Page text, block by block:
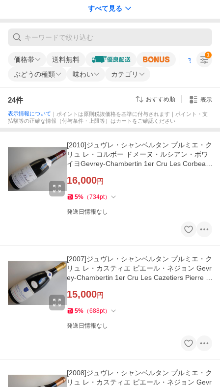
すべて見る
価格帯 送料無料 すべての条
ぶどうの種類 味わい カテゴリ
1
24件 おすすめ順 表示
表示情報について ｜ポイントは原則税抜価格を基準に付与されます｜ポイント・支
払額等の正確な情報（付与条件・上限等）はカートをご確認ください
[2010]ジュヴレ・シャンベルタン プルミエ・ク
リュ レ・コルボー ドメーヌ・ルシアン・ボワ
イヨGevrey-Chambertin 1er Cru Les Corbeau
16,000円
5% （734pt）
発送日情報なし
[2007]ジュヴレ・シャンベルタン プルミエ・ク
リュ レ・カスティエ ピエール・ネジョン Gevr
ey-Chambertin 1er Cru Les Cazetiers Pierre N
15,000円
5% （688pt）
発送日情報なし
[2008]ジュヴレ・シャンベルタン プルミエ・ク
リュ レ・カスティエ ピエール・ネジョン Gevr